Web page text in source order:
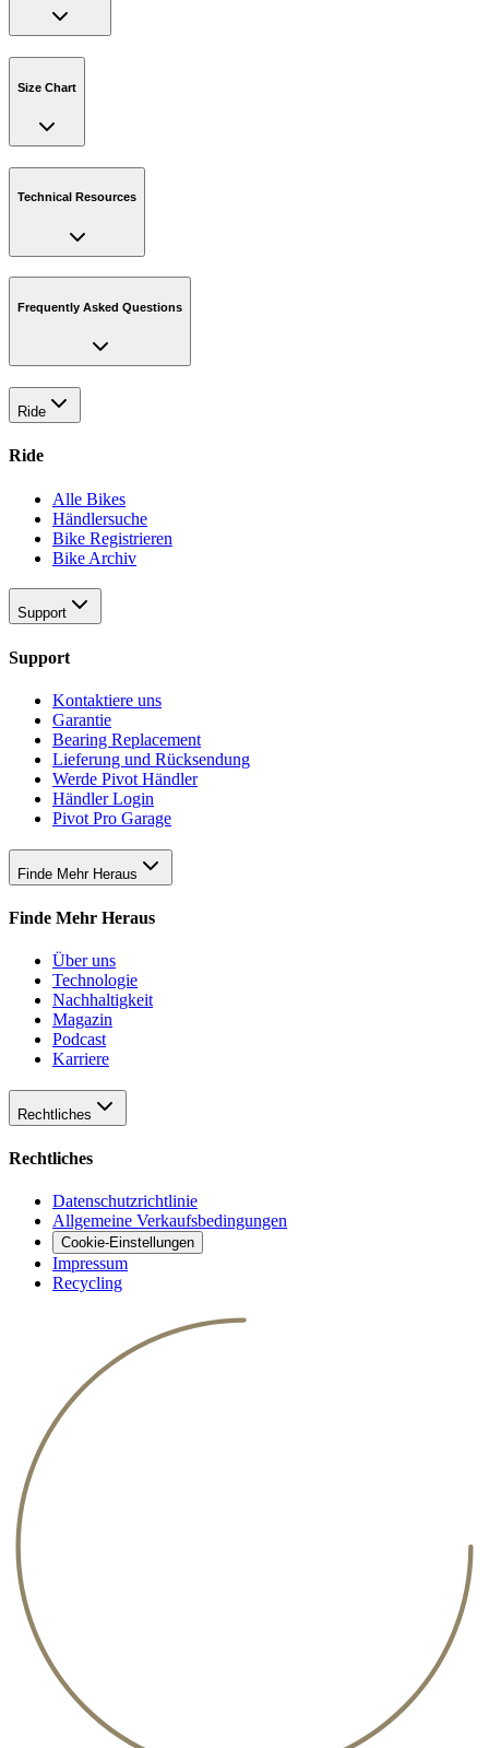
Size Chart
Technical Resources
Frequently Asked Questions
Ride
Ride
Alle Bikes
Händlersuche
Bike Registrieren
Bike Archiv
Support
Support
Kontaktiere uns
Garantie
Bearing Replacement
Lieferung und Rücksendung
Werde Pivot Händler
Händler Login
Pivot Pro Garage
Finde Mehr Heraus
Finde Mehr Heraus
Über uns
Technologie
Nachhaltigkeit
Magazin
Podcast
Karriere
Rechtliches
Rechtliches
Datenschutzrichtlinie
Allgemeine Verkaufsbedingungen
Cookie-Einstellungen
Impressum
Recycling